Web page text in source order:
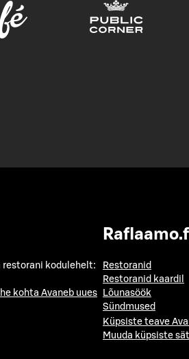
restorani kodulehelt:
kohta Avaneb uues
Restoranid
Restoranid kaardil
Lõunasöök
Sündmused
Küpsiste teave
Muuda küpsiste